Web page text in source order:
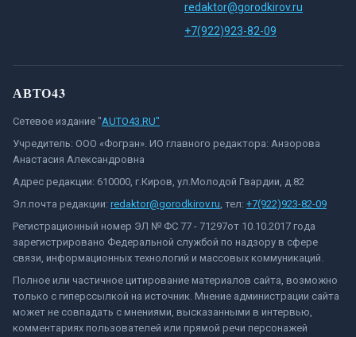
redaktor@gorodkirov.ru
+7(922)923-82-09
АВТО43
Сетевое издание "AUTO43.RU"
Учредитель: ООО «Фогран». ИО главного редактора: Анзорова
Анастасия Александровна
Адрес редакции: 610000, г.Киров, ул.Молодой Гвардии, д.82
Эл.почта редакции: redaktor@gorodkirov.ru, тел: +7(922)923-82-09
Регистрационный номер ЭЛ № ФС 77 - 71297от 10.10.2017 года
зарегистрировано Федеральной службой по надзору в сфере
связи, информационных технологий и массовых коммуникаций.
Полное или частичное цитирование материалов сайта, возможно
только с гиперссылкой на источник. Мнение администрации сайта
может не совпадать с мнениями, высказанными в интервью,
комментариях пользователей или прямой речи персонажей